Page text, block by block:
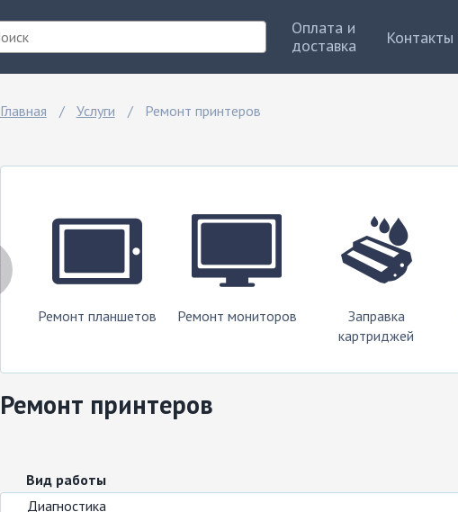
Оплата и
доставка
Контакты
Главная Услуги Ремонт принтеров
Ремонт планшетов Ремонт мониторов
Заправка
картриджей
Ремонт принтеров
Вид работы
Диагностика